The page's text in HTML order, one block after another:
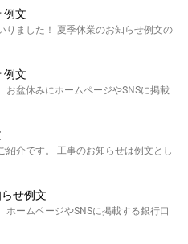
売休止のお知らせテンプレートのご紹
。 こちらに ...
ページやSNSに掲載する製造終了のお
例文のご紹介です。 材料の高騰や需要
による製 ...
格改定のお知らせ例文
お知らせ文書は、ホームページに掲載
廃止のお知らせ 例 ...
例文
りました！ 夏季休業のお知らせ例文の
例文
お盆休みにホームページやSNSに掲載
紹介です。 工事のお知らせは例文とし
せ例文
ホームページやSNSに掲載する銀行口